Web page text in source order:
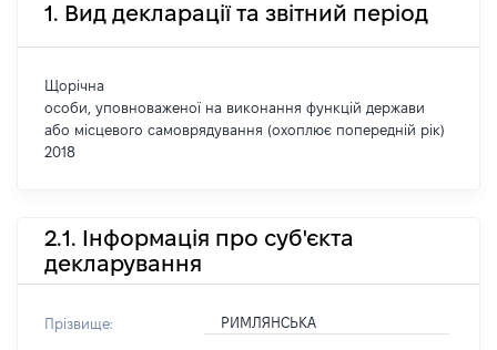
1. Вид декларації та звітний період
Щорічна
особи, уповноваженої на виконання функцій держави
або місцевого самоврядування (охоплює попередній рік)
2018
2.1. Інформація про суб'єкта
декларування
Прізвище: РИМЛЯНСЬКА